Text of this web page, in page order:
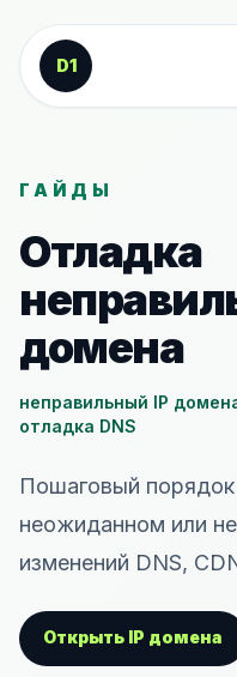
К содержанию
D1
ГАЙДЫ
Отладка
домена
неправильный IP
отладка DNS
Пошаговый
неожиданном или
изменений DNS,
Открыть IP домена